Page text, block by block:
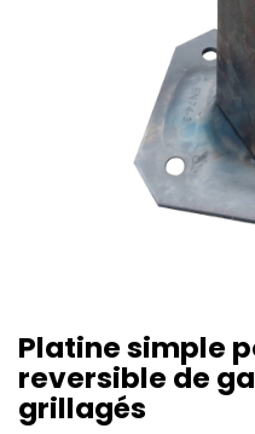
Platine simple
reversible de
grillagés